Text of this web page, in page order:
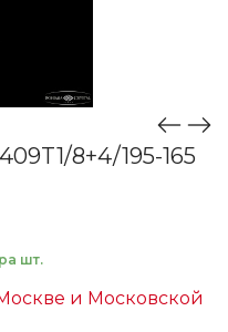
8+4/195-165
шт.
и Московской